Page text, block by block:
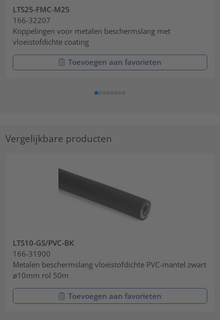
LTS25-FMC-M25
166-32207
Koppelingen voor metalen beschermslang met
vloeistofdichte coating
Toevoegen aan favorieten
Vergelijkbare producten
LTS10-GS/PVC-BK
166-31900
Metalen beschermslang vloeistofdichte PVC-mantel zwart
ø10mm rol 50m
Toevoegen aan favorieten